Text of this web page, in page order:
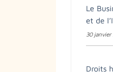
Le
et de
30
Droits